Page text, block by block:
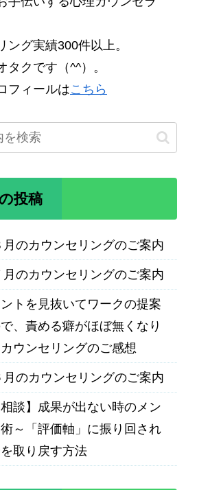
ング実績300件以上。
タクです（^^）。
フィールはこちら
投稿
のカウンセリングのご案内
のカウンセリングのご案内
トを見抜いてワークの提案
、責める癖がほぼ無くなり
ウンセリングのご感想
のカウンセリングのご案内
相談】成果が出ない時のメン
～「評価軸」に振り回され
取り戻す方法